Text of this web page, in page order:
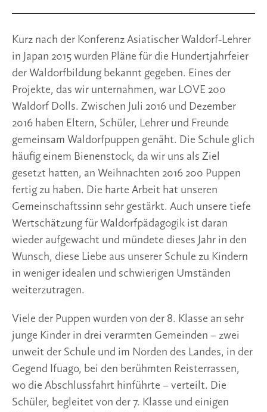
Kurz nach der Konferenz Asiatischer Waldorf-Lehrer
in Japan 2015 wurden Pläne für die Hundertjahrfeier
der Waldorfbildung bekannt gegeben. Eines der
Projekte, das wir unternahmen, war LOVE 200
Waldorf Dolls. Zwischen Juli 2016 und Dezember
2016 haben Eltern, Schüler, Lehrer und Freunde
gemeinsam Waldorfpuppen genäht. Die Schule glich
häufig einem Bienenstock, da wir uns als Ziel
gesetzt hatten, an Weihnachten 2016 200 Puppen
fertig zu haben. Die harte Arbeit hat unseren
Gemeinschaftssinn sehr gestärkt. Auch unsere tiefe
Wertschätzung für Waldorfpädagogik ist daran
wieder aufgewacht und mündete dieses Jahr in den
Wunsch, diese Liebe aus unserer Schule zu Kindern
in weniger idealen und schwierigen Umständen
weiterzutragen.
Viele der Puppen wurden von der 8. Klasse an sehr
junge Kinder in drei verarmten Gemeinden – zwei
unweit der Schule und im Norden des Landes, in der
Gegend Ifuago, bei den berühmten Reisterrassen,
wo die Abschlussfahrt hinführte – verteilt. Die
Schüler, begleitet von der 7. Klasse und einigen